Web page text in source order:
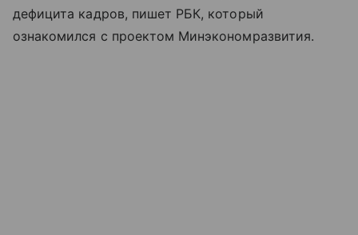
дефицита кадров, пишет РБК, который
ознакомился с проектом Минэкономразвития.